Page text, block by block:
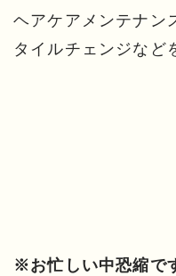
ヘアケアメンテナン
タイルチェンジなど
※お忙しい中恐縮で